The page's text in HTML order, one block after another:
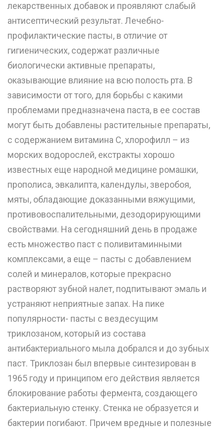
лекарственных добавок и проявляют слабый
антисептический результат. Лечебно-
профилактические пасты, в отличие от
гигиенических, содержат различные
биологически активные препараты,
оказывающие влияние на всю полость рта. В
зависимости от того, для борьбы с какими
проблемами предназначена паста, в ее состав
могут быть добавлены растительные препараты,
с содержанием витамина С, хлорофилл – из
морских водорослей, екстракты хорошо
известных еще народной медицине ромашки,
прополиса, эвкалипта, календулы, зверобоя,
мяты, обладающие доказанными вяжущими,
противовоспалительными, дезодорирующими
свойствами. На сегодняшний день в продаже
есть множество паст с поливитаминными
комплексами, а еще – пасты с добавлением
солей и минералов, которые прекрасно
растворяют зубной налет, подпитывают эмаль и
устраняют неприятные запах. На пике
популярности- пасты с вездесущим
триклозаном, который из состава
антибактериального мыла добрался и до зубных
паст. Триклозан был впервые синтезирован в
1965 году и принципом его действия является
блокирование работы фермента, создающего
бактериальную стенку. Стенка не образуется и
бактерии погибают. Причем вредные и полезные